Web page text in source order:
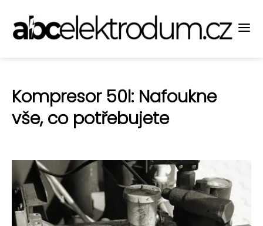
Kompresor 50l: Nafoukne
vše, co potřebujete